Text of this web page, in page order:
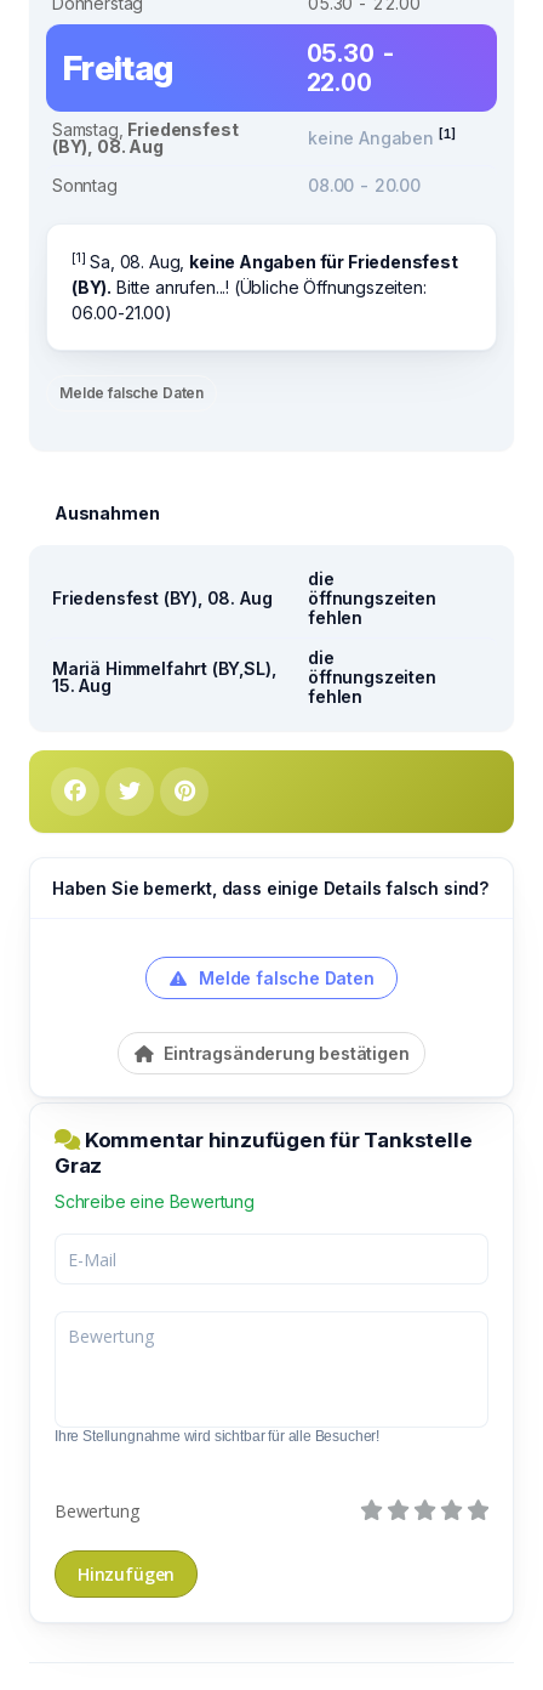
Freitag
05.30 -
22.00
Samstag, Friedensfest
(BY), 08. Aug
keine Angaben [1]
Sonntag 08.00 - 20.00
[1] Sa, 08. Aug, keine Angaben für Friedensfest
(BY). Bitte anrufen...! (Übliche Öffnungszeiten:
06.00-21.00)
Melde falsche Daten
Ausnahmen
Friedensfest (BY), 08. Aug
die
öffnungszeiten
fehlen
Mariä Himmelfahrt (BY,SL),
15. Aug
die
öffnungszeiten
fehlen
Haben Sie bemerkt, dass einige Details falsch sind?
Melde falsche Daten
Eintragsänderung bestätigen
Kommentar hinzufügen für Tankstelle
Graz
Schreibe eine Bewertung
Ihre Stellungnahme wird sichtbar für alle Besucher!
Bewertung